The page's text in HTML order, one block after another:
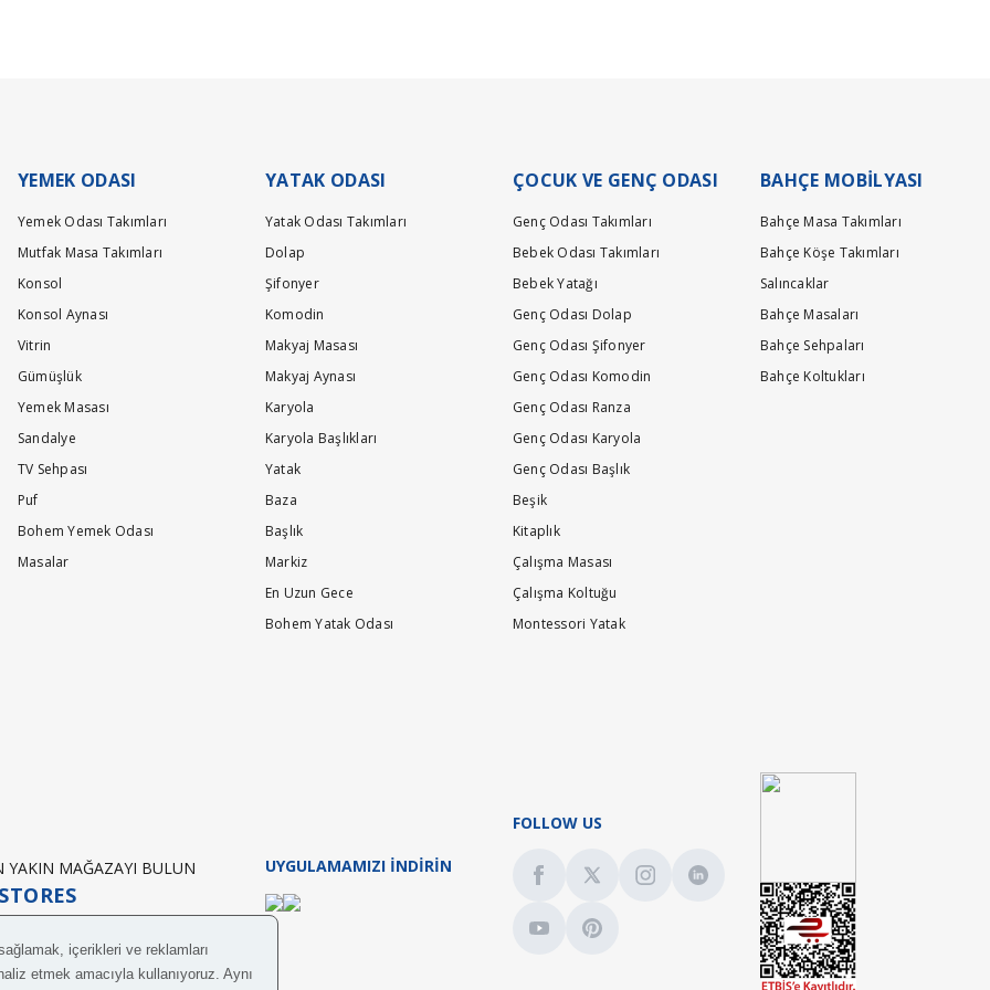
çıkan örme kumaş kullanılmıştır.İyi günler dileriz.
çizgileri yansıtan bronz metal ayaklar kullanılmıştır.İyi günler dileriz.
?
YEMEK ODASI
Yemek Odası Takımları
Mutfak Masa Takımları
Konsol
Konsol Aynası
Vitrin
Gümüşlük
Yemek Masası
Sandalye
TV Sehpası
Puf
Bohem Yemek Odası
Masalar
YATAK ODASI
Yatak Odası Takımları
Dolap
Şifonyer
Komodin
Makyaj Masası
Makyaj Aynası
Karyola
Karyola Başlıkları
Yatak
Baza
Başlık
Markiz
En Uzun Gece
Bohem Yatak Odası
ÇOCUK VE GENÇ ODASI
Genç Odası Takımları
Bebek Odası Takımları
Bebek Yatağı
Genç Odası Dolap
Genç Odası Şifonyer
Genç Odası Komodin
Genç Odası Ranza
Genç Odası Karyola
Genç Odası Başlık
Beşik
Kitaplık
Çalışma Masası
Çalışma Koltuğu
Montessori Yatak
BAHÇE MOBİLYASI
Bahçe Masa Takımları
Bahçe Köşe Takımları
Salıncaklar
Bahçe Masaları
Bahçe Sehpaları
Bahçe Koltukları
YAKIN MAĞAZAYI BULUN UYGULAMAMIZI İNDİRİN
FOLLOW US